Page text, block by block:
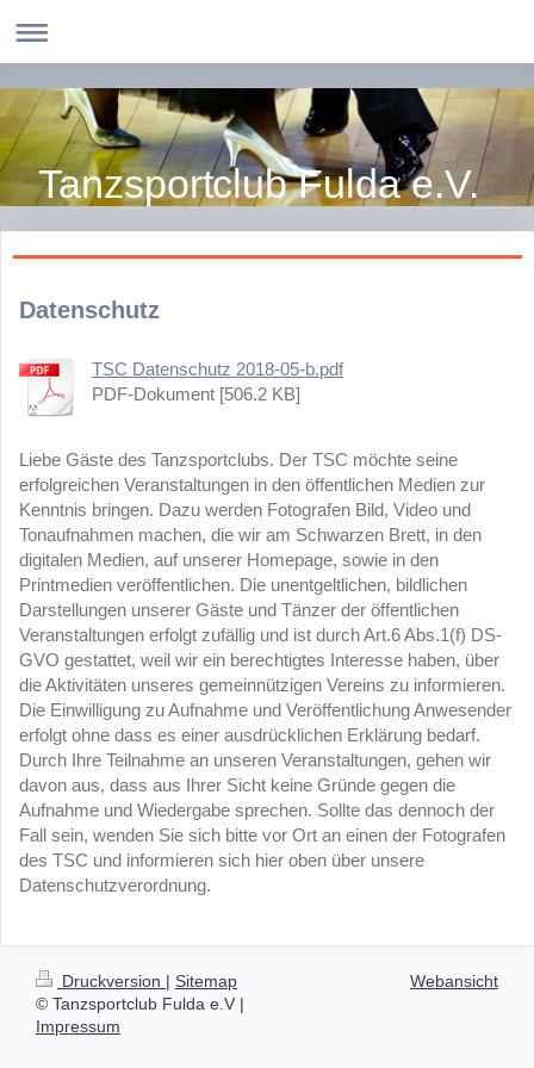
Tanzsportclub Fulda e.V.
Datenschutz
TSC Datenschutz 2018-05-b.pdf
PDF-Dokument [506.2 KB]
Liebe Gäste des Tanzsportclubs. Der TSC möchte seine
erfolgreichen Veranstaltungen in den öffentlichen Medien zur
Kenntnis bringen. Dazu werden Fotografen Bild, Video und
Tonaufnahmen machen, die wir am Schwarzen Brett, in den
digitalen Medien, auf unserer Homepage, sowie in den
Printmedien veröffentlichen. Die unentgeltlichen, bildlichen
Darstellungen unserer Gäste und Tänzer der öffentlichen
Veranstaltungen erfolgt zufällig und ist durch Art.6 Abs.1(f) DS-
GVO gestattet, weil wir ein berechtigtes Interesse haben, über
die Aktivitäten unseres gemeinnützigen Vereins zu informieren.
Die Einwilligung zu Aufnahme und Veröffentlichung Anwesender
erfolgt ohne dass es einer ausdrücklichen Erklärung bedarf.
Durch Ihre Teilnahme an unseren Veranstaltungen, gehen wir
davon aus, dass aus Ihrer Sicht keine Gründe gegen die
Aufnahme und Wiedergabe sprechen. Sollte das dennoch der
Fall sein, wenden Sie sich bitte vor Ort an einen der Fotografen
des TSC und informieren sich hier oben über unsere
Datenschutzverordnung.
Druckversion | Sitemap
© Tanzsportclub Fulda e.V |
Impressum
Webansicht